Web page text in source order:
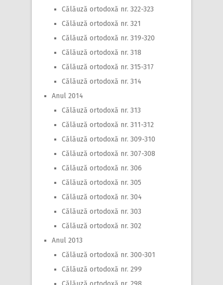
Călăuză ortodoxă nr. 322-323
Călăuză ortodoxă nr. 321
Călăuză ortodoxă nr. 319-320
Călăuză ortodoxă nr. 318
Călăuză ortodoxă nr. 315-317
Călăuză ortodoxă nr. 314
Anul 2014
Călăuză ortodoxă nr. 313
Călăuză ortodoxă nr. 311-312
Călăuză ortodoxă nr. 309-310
Călăuză ortodoxă nr. 307-308
Călăuză ortodoxă nr. 306
Călăuză ortodoxă nr. 305
Călăuză ortodoxă nr. 304
Călăuză ortodoxă nr. 303
Călăuză ortodoxă nr. 302
Anul 2013
Călăuză ortodoxă nr. 300-301
Călăuză ortodoxă nr. 299